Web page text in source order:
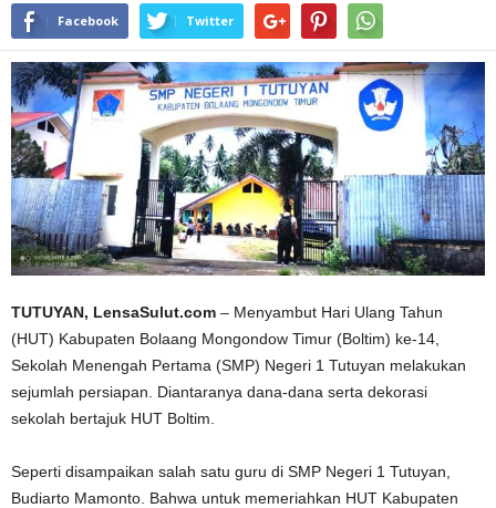
Facebook Twitter
TUTUYAN, LensaSulut.com – Menyambut Hari Ulang Tahun
(HUT) Kabupaten Bolaang Mongondow Timur (Boltim) ke-14,
Sekolah Menengah Pertama (SMP) Negeri 1 Tutuyan melakukan
sejumlah persiapan. Diantaranya dana-dana serta dekorasi
sekolah bertajuk HUT Boltim.
Seperti disampaikan salah satu guru di SMP Negeri 1 Tutuyan,
Budiarto Mamonto. Bahwa untuk memeriahkan HUT Kabupaten